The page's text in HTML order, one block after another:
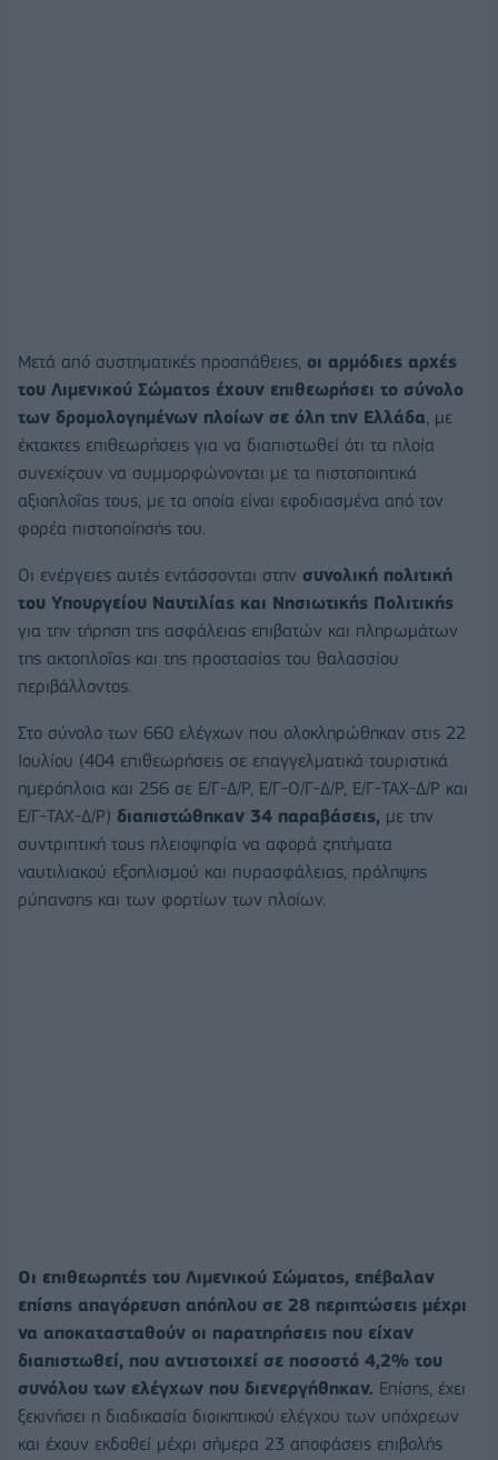
Μετά από συστηματικές προσπάθειες, οι αρμόδιες αρχές
του Λιμενικού Σώματος έχουν επιθεωρήσει το σύνολο
των δρομολογημένων πλοίων σε όλη την Ελλάδα, με
έκτακτες επιθεωρήσεις για να διαπιστωθεί ότι τα πλοία
συνεχίζουν να συμμορφώνονται με τα πιστοποιητικά
αξιοπλοΐας τους, με τα οποία είναι εφοδιασμένα από τον
φορέα πιστοποίησής του.
Οι ενέργειες αυτές εντάσσονται στην συνολική πολιτική
του Υπουργείου Ναυτιλίας και Νησιωτικής Πολιτικής
για την τήρηση της ασφάλειας επιβατών και πληρωμάτων
της ακτοπλοΐας και της προστασίας του θαλασσίου
περιβάλλοντος.
Στο σύνολο των 660 ελέγχων που ολοκληρώθηκαν στις 22
Ιουλίου (404 επιθεωρήσεις σε επαγγελματικά τουριστικά
ημερόπλοια και 256 σε Ε/Γ-Δ/Ρ, Ε/Γ-Ο/Γ-Δ/Ρ, Ε/Γ-ΤΑΧ-Δ/Ρ και
Ε/Γ-ΤΑΧ-Δ/Ρ) διαπιστώθηκαν 34 παραβάσεις, με την
συντριπτική τους πλειοψηφία να αφορά ζητήματα
ναυτιλιακού εξοπλισμού και πυρασφάλειας, πρόληψης
ρύπανσης και των φορτίων των πλοίων.
Οι επιθεωρητές του Λιμενικού Σώματος, επέβαλαν
επίσης απαγόρευση απόπλου σε 28 περιπτώσεις μέχρι
να αποκατασταθούν οι παρατηρήσεις που είχαν
διαπιστωθεί, που αντιστοιχεί σε ποσοστό 4,2% του
συνόλου των ελέγχων που διενεργήθηκαν. Επίσης, έχει
ξεκινήσει η διαδικασία διοικητικού ελέγχου των υπόχρεων
και έχουν εκδοθεί μέχρι σήμερα 23 αποφάσεις επιβολής